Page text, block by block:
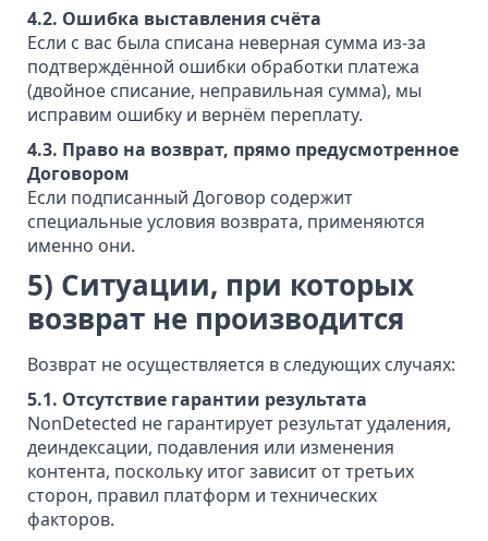
4.2. Ошибка выставления счёта
Если с вас была списана неверная сумма из-за
подтверждённой ошибки обработки платежа
(двойное списание, неправильная сумма), мы
исправим ошибку и вернём переплату.
4.3. Право на возврат, прямо предусмотренное
Договором
Если подписанный Договор содержит
специальные условия возврата, применяются
именно они.
5) Ситуации, при которых
возврат не производится
Возврат не осуществляется в следующих случаях:
5.1. Отсутствие гарантии результата
NonDetected не гарантирует результат удаления,
деиндексации, подавления или изменения
контента, поскольку итог зависит от третьих
сторон, правил платформ и технических
факторов.